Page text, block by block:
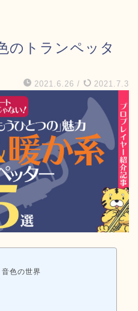
のトランペッタ
2021.6.26 / 2021.7.3
色の世界